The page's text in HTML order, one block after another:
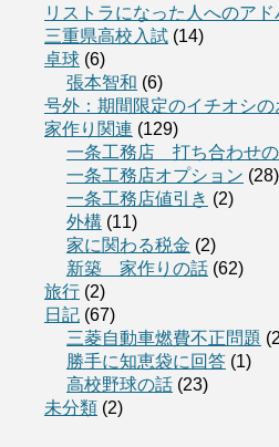
リストラになった人へのアド
三重県高校入試 (14)
卓球 (6)
張本智和 (6)
号外：期間限定のイチオシの
家作り関連 (129)
一条工務店 打ち合わせ
一条工務店オプション (28)
一条工務店値引き (2)
外構 (11)
家に関わる税金 (2)
新築 家作りの話 (62)
旅行 (2)
日記 (67)
三菱自動車燃費不正問題
勝手に知恵袋に回答 (1)
高校野球の話 (23)
未分類 (2)